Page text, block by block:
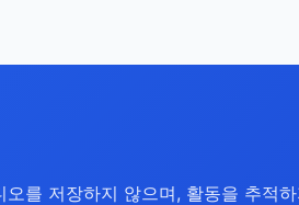
를 저장하지 않으며, 활동을 추적